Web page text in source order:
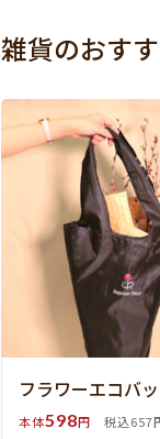
雑貨のおす
フラワーエコバ
本体598円 税込657